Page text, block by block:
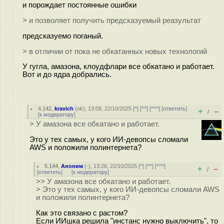
и порождает постоянные ошибки
> и позволяет получить предсказуемый реазультат
предсказуемо поганый.
> в отличии от пока не обкатанных новых технологий
У гугла, амазона, клоудфлари все обкатано и работает.
Вот и до ядра добрались.
4.142 ,kravich (ok), 13:08, 22/10/2025 [^] [^^] [^^^] [ответить]
[к модератору] + / –
> У амазона все обкатано и работает.
Это у тех самых, у кого ИИ-девопсы сломали
AWS и положили полинтернета?
5.144 ,Аноним (-), 13:26, 22/10/2025 [^] [^^] [^^^]
[ответить] [к модератору] + / –
>> У амазона все обкатано и работает.
> Это у тех самых, у кого ИИ-девопсы сломали AWS
и положили полинтернета?
Как это связано с растом?
Если ИИшка решила "инстанс нужно выключить", то